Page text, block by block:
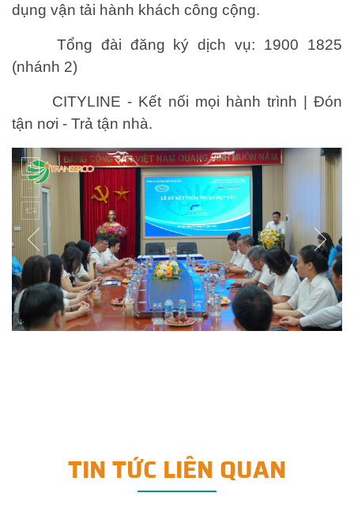
dụng vận tải hành khách công cộng.
Tổng đài đăng ký dịch vụ: 1900 1825
(nhánh 2)
CITYLINE - Kết nối mọi hành trình | Đón
tận nơi - Trả tận nhà.
TIN TỨC LIÊN QUAN